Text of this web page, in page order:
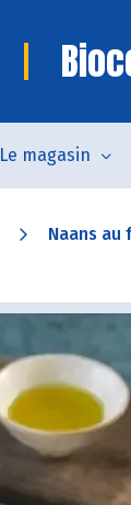
Le magasin
Naans au